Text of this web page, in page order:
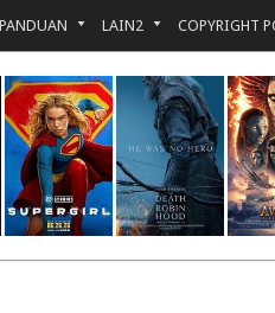
PANDUAN LAIN2 COPYRIGHT